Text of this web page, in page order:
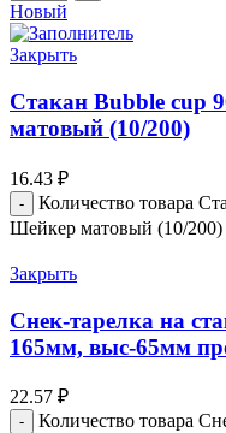
Новый
Закрыть
Стакан Bubble cup
матовый (10/200)
16.43 ₽
Количество товара
Шейкер матовый (10/200)
Закрыть
Снек-тарелка на
165мм, выс-65мм
22.57 ₽
Количество товара